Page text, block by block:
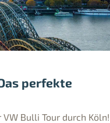
perfekte
Bulli Tour durch Köln!